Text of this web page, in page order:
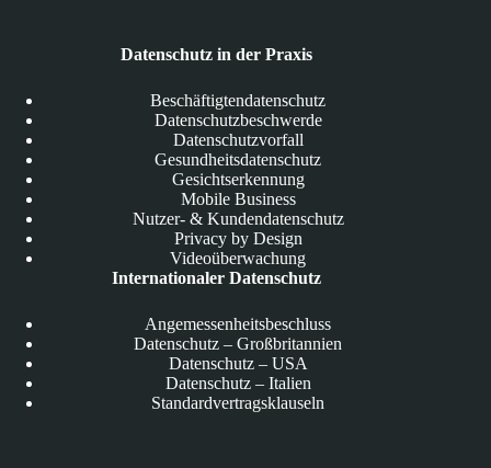
Datenschutz in der Praxis
Beschäftigtendatenschutz
Datenschutzbeschwerde
Datenschutzvorfall
Gesundheitsdatenschutz
Gesichtserkennung
Mobile Business
Nutzer- & Kundendatenschutz
Privacy by Design
Videoüberwachung
Internationaler Datenschutz
Angemessenheitsbeschluss
Datenschutz – Großbritannien
Datenschutz – USA
Datenschutz – Italien
Standardvertragsklauseln